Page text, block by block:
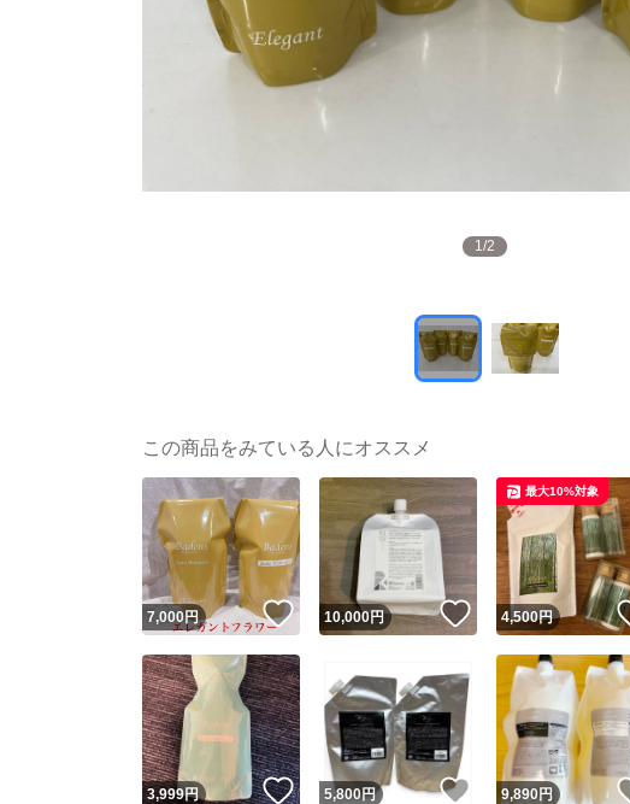
1/2
この商品をみている人にオススメ
7,000円 いいね！
10,000円 いいね！
4,500円
最大10%対象
3,999円 いいね！
5,800円 いいね！
9,890 円